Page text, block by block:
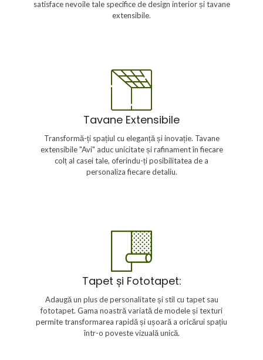
satisface nevoile tale specifice de design interior și tavane
extensibile.
Tavane Extensibile
Transformă-ți spațiul cu eleganță și inovație. Tavane
extensibile "Avi" aduc unicitate și rafinament în fiecare
colț al casei tale, oferindu-ți posibilitatea de a
personaliza fiecare detaliu.
Descoperă o varietate de modele și opțiuni pentru tavanele
extensibile "Avi". De la designuri clasice la inovații moderne,
transforma viziunile clienților în realitate. Cu opțiuni de
personalizare extinse, tavanele noastre sunt soluția ideală
pentru a crea un spațiu cu adevărat unic și elegant.
Tapet și Fototapet:
Adaugă un plus de personalitate și stil cu tapet sau
fototapet. Gama noastră variată de modele și texturi
permite transformarea rapidă și ușoară a oricărui spațiu
într-o poveste vizuală unică.
Tapet și Fototapet
Alege dintr-o varietate de modele și texturi pentru a
adăuga caracter și stil spațiului tău cu ajutorul tapetului
sau fototapetului. Cu expertiza noastră, garantăm o
aplicare precisă și rezultate vizuale de impact.